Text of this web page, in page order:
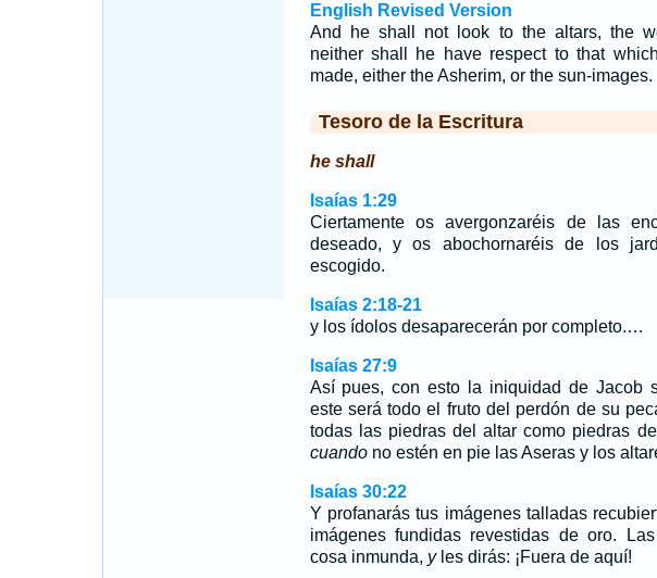
English Revised Version
And he shall not look to the altars, the
neither shall he have respect to that
made, either the Asherim, or the sun-images.
Tesoro de la Escritura
he shall
Isaías 1:29
Ciertamente os avergonzaréis de las
deseado, y os abochornaréis de los
escogido.
Isaías 2:18-21
y los ídolos desaparecerán por completo.…
Isaías 27:9
Así pues, con esto la iniquidad de Jacob
este será todo el fruto del perdón de su
todas las piedras del altar como piedras
cuandono estén en pie las Aseras y los
Isaías 30:22
Y profanarás tus imágenes talladas
imágenes fundidas revestidas de oro.
cosa inmunda, yles dirás: ¡Fuera de aquí!